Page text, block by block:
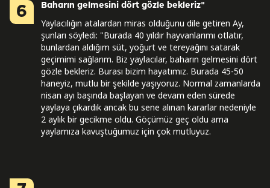
6 Baharın gelmesini dört gözle bekleriz"
Yaylacılığın atalardan miras olduğunu dile getiren Ay,
şunları söyledi: "Burada 40 yıldır hayvanlarımı otlatır,
bunlardan aldığım süt, yoğurt ve tereyağını satarak
geçimimi sağlarım. Biz yaylacılar, baharın gelmesini dört
gözle bekleriz. Burası bizim hayatımız. Burada 45-50
haneyiz, mutlu bir şekilde yaşıyoruz. Normal zamanlarda
nisan ayı başında başlayan ve devam eden sürede
yaylaya çıkardık ancak bu sene alınan kararlar nedeniyle
2 aylık bir gecikme oldu. Göçümüz geç oldu ama
yaylamıza kavuştuğumuz için çok mutluyuz.